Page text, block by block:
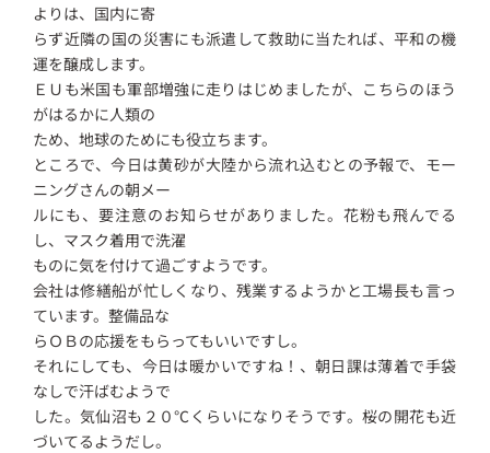
よりは、国内に寄
らず近隣の国の災害にも派遣して救助に当たれば、平和の機
運を醸成します。
ＥＵも米国も軍部増強に走りはじめましたが、こちらのほう
がはるかに人類の
ため、地球のためにも役立ちます。
ところで、今日は黄砂が大陸から流れ込むとの予報で、モー
ニングさんの朝メー
ルにも、要注意のお知らせがありました。花粉も飛んでる
し、マスク着用で洗濯
ものに気を付けて過ごすようです。
会社は修繕船が忙しくなり、残業するようかと工場長も言っ
ています。整備品な
らＯＢの応援をもらってもいいですし。
それにしても、今日は暖かいですね！、朝日課は薄着で手袋
なしで汗ばむようで
した。気仙沼も２０℃くらいになりそうです。桜の開花も近
づいてるようだし。